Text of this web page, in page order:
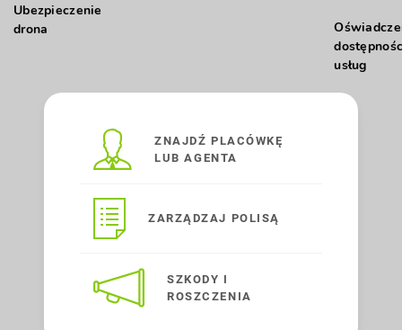
Ubezpieczenie
drona
usług
ZNAJDŹ PLACÓWKĘ
LUB AGENTA
ZARZĄDZAJ POLISĄ
SZKODY I
ROSZCZENIA